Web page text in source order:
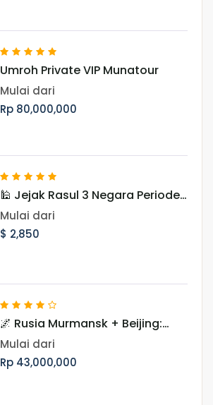
Umroh Private VIP Munatour
Mulai dari
Rp 80,000,000
🕌 Jejak Rasul 3 Negara Periode
Januari 2027
Mulai dari
$ 2,850
🌌 Rusia Murmansk + Beijing:
Hunting Aurora 10 Hari Periode
November
Mulai dari
Rp 43,000,000